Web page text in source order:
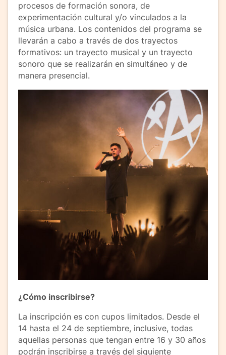
procesos de formación sonora, de
experimentación cultural y/o vinculados a la
música urbana. Los contenidos del programa se
llevarán a cabo a través de dos trayectos
formativos: un trayecto musical y un trayecto
sonoro que se realizarán en simultáneo y de
manera presencial.
¿Cómo inscribirse?
La inscripción es con cupos limitados. Desde el
14 hasta el 24 de septiembre, inclusive, todas
aquellas personas que tengan entre 16 y 30 años
podrán inscribirse a través del siguiente